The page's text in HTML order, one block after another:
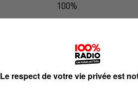
100%
Le respect de votre vie privée est